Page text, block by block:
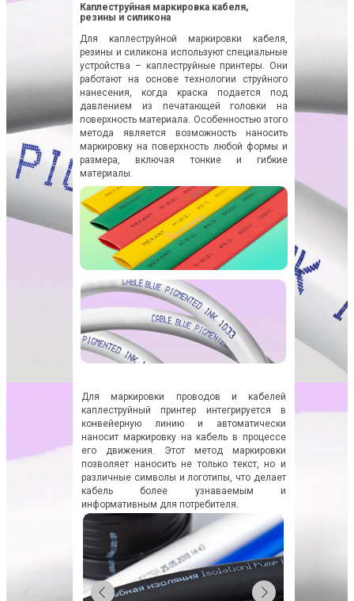
Каплеструйная маркировка кабеля,
резины и силикона
Для каплеструйной маркировки кабеля,
резины и силикона используют специальные
устройства – каплеструйные принтеры. Они
работают на основе технологии струйного
нанесения, когда краска подается под
давлением из печатающей головки на
поверхность материала. Особенностью этого
метода является возможность наносить
маркировку на поверхность любой формы и
размера, включая тонкие и гибкие
материалы.
Для маркировки проводов и кабелей
каплеструйный принтер интегрируется в
конвейерную линию и автоматически
наносит маркировку на кабель в процессе
его движения. Этот метод маркировки
позволяет наносить не только текст, но и
различные символы и логотипы, что делает
кабель более узнаваемым и
информативным для потребителя.